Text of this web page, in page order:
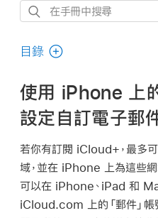
在
冊
搜
尋
目錄
使用 iPhone 上
設定自訂電子郵
若你有訂閱 iCloud+，最多
域，並在 iPhone 上為這些
可以在 iPhone、iPad 和
iCloud.com 上的「郵件」